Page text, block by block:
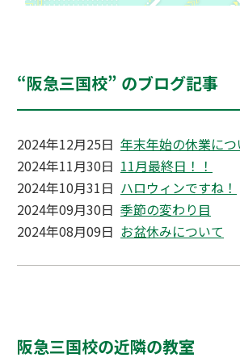
“阪急三国校” のブログ記事
2024年12月25日 年末年始の休業に
2024年11月30日 11月最終日！！
2024年10月31日 ハロウィンですね！
2024年09月30日 季節の変わり目
2024年08月09日 お盆休みについて
阪急三国校の近隣の教室